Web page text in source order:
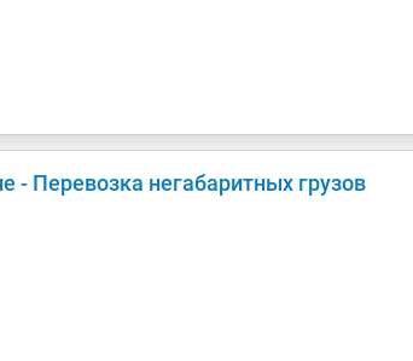
- Перевозка негабаритных грузов